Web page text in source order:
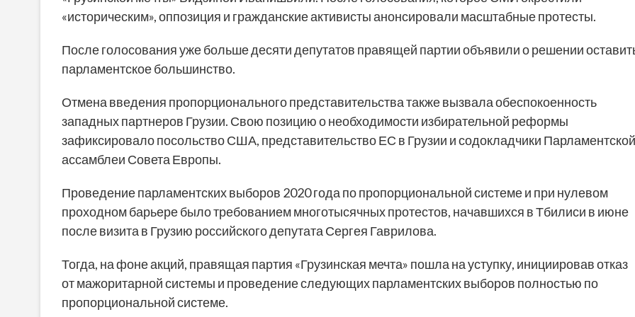
«историческим», оппозиция и гражданские активисты анонсировали масштабные протесты.
После голосования уже больше десяти депутатов правящей партии объявили о решении
парламентское большинство.
Отмена введения пропорционального представительства также вызвала обеспокоенность
западных партнеров Грузии. Свою позицию о необходимости избирательной реформы
зафиксировало посольство США, представительство ЕС в Грузии и содокладчики Парламентской
ассамблеи Совета Европы.
Проведение парламентских выборов 2020 года по пропорциональной системе и при нулевом
проходном барьере было требованием многотысячных протестов, начавшихся в Тбилиси в июне
после визита в Грузию российского депутата Сергея Гаврилова.
Тогда, на фоне акций, правящая партия «Грузинская мечта» пошла на уступку, инициировав отказ
от мажоритарной системы и проведение следующих парламентских выборов полностью по
пропорциональной системе.